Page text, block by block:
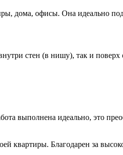
дома, офисы. Она идеально
стен (в нишу), так и
выполнена идеально, это
квартиры. Благодарен за